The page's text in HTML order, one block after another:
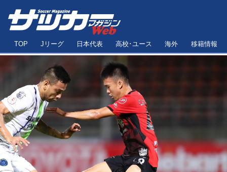
TOP Jリーグ 日本代表 高校･ユース 海外 移籍情報